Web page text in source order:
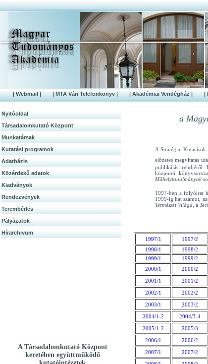
| Webmail | | MTA Vári Telefonkönyv | | Akadémiai Vendégház | |
Nyitóoldal
Társadalomkutató Központ
Munkatársak
Kutatási programok
Adatbázis
Közérdek­ű adatok
Kiadványok
Rendezvények
Terembérlés
Pályázatok
Hírarchivum
A Társadalomkutató Központ
keretében együttműködő
a
A Stratégiai
előzetes megvitatás
publikálási rendjéről.
központi
Műhelytanulmányok
1997-ben a folyóirat
1999-ig hat számot,
Természet Világa, a
1997/1 1997/2
1998/1
1998/2
1999/1
1999/2
2000/1
2000/2
2001/1
2001/2
2002/1
2002/2
2003/1
2003/2
2004/1-2
2004/3-4
2005/1-2
2005/3
2006/1
2006/2
2007/1
2007/2